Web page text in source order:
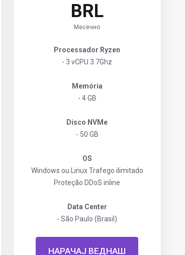
BRL
Месечно
Processador Ryzen
- 3 vCPU 3.7Ghz
Memória
- 4 GB
Disco NVMe
- 50 GB
OS
Windows ou LinuxTrafego ilimitado
Proteção DDoS inline
Data Center
- São Paulo (Brasil)
НАРАЧАЈ ВЕДНАШ